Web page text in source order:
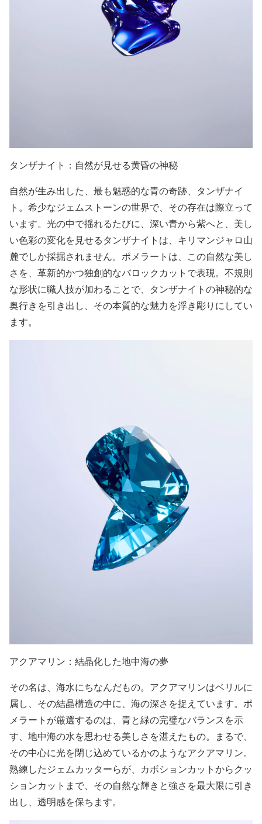
タンザナイト：自然が見せる黄昏の神秘
自然が生み出した、最も魅惑的な青の奇跡、タンザナイ
ト。希少なジェムストーンの世界で、その存在は際立って
います。光の中で揺れるたびに、深い青から紫へと、美し
い色彩の変化を見せるタンザナイトは、キリマンジャロ山
麓でしか採掘されません。ポメラートは、この自然な美し
さを、革新的かつ独創的なバロックカットで表現。不規則
な形状に職人技が加わることで、タンザナイトの神秘的な
奥行きを引き出し、その本質的な魅力を浮き彫りにしてい
ます。
アクアマリン：結晶化した地中海の夢
その名は、海水にちなんだもの。アクアマリンはベリルに
属し、その結晶構造の中に、海の深さを捉えています。ポ
メラートが厳選するのは、青と緑の完璧なバランスを示
す、地中海の水を思わせる美しさを湛えたもの。まるで、
その中心に光を閉じ込めているかのようなアクアマリン。
熟練したジェムカッターらが、カボションカットからクッ
ションカットまで、その自然な輝きと強さを最大限に引き
出し、透明感を保ちます。